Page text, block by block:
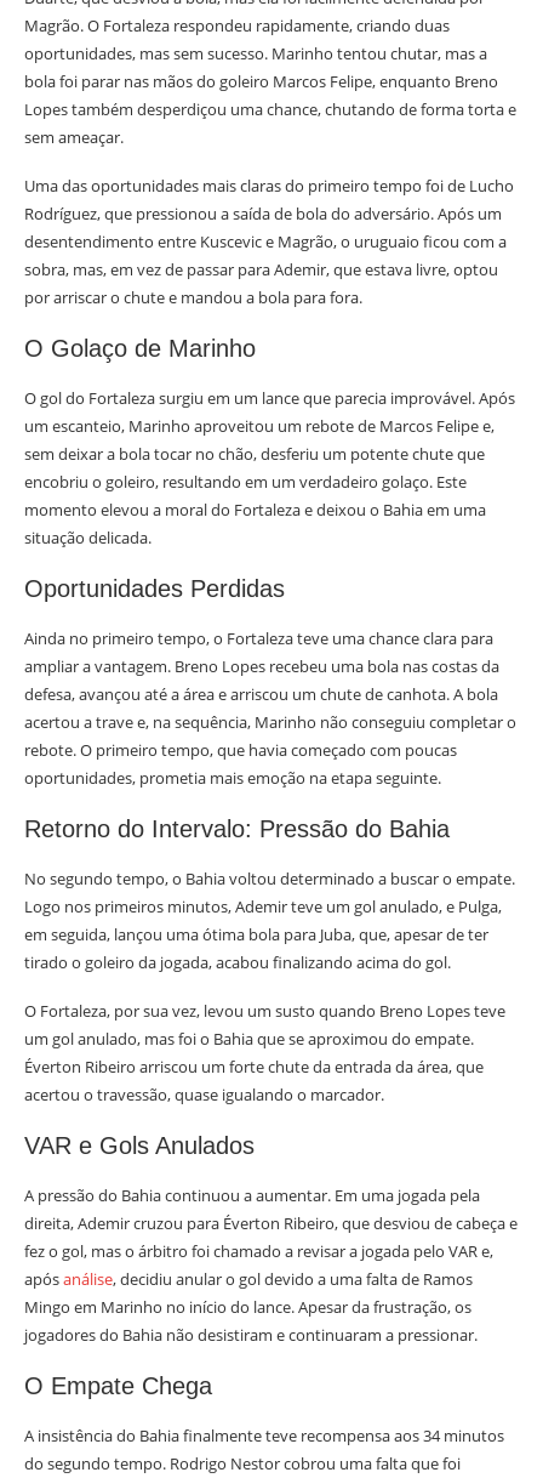
Magrão. O Fortaleza respondeu rapidamente, criando duas
oportunidades, mas sem sucesso. Marinho tentou chutar, mas a
bola foi parar nas mãos do goleiro Marcos Felipe, enquanto Breno
Lopes também desperdiçou uma chance, chutando de forma torta e
sem ameaçar.
Uma das oportunidades mais claras do primeiro tempo foi de Lucho
Rodríguez, que pressionou a saída de bola do adversário. Após um
desentendimento entre Kuscevic e Magrão, o uruguaio ficou com a
sobra, mas, em vez de passar para Ademir, que estava livre, optou
por arriscar o chute e mandou a bola para fora.
O Golaço de Marinho
O gol do Fortaleza surgiu em um lance que parecia improvável. Após
um escanteio, Marinho aproveitou um rebote de Marcos Felipe e,
sem deixar a bola tocar no chão, desferiu um potente chute que
encobriu o goleiro, resultando em um verdadeiro golaço. Este
momento elevou a moral do Fortaleza e deixou o Bahia em uma
situação delicada.
Oportunidades Perdidas
Ainda no primeiro tempo, o Fortaleza teve uma chance clara para
ampliar a vantagem. Breno Lopes recebeu uma bola nas costas da
defesa, avançou até a área e arriscou um chute de canhota. A bola
acertou a trave e, na sequência, Marinho não conseguiu completar o
rebote. O primeiro tempo, que havia começado com poucas
oportunidades, prometia mais emoção na etapa seguinte.
Retorno do Intervalo: Pressão do Bahia
No segundo tempo, o Bahia voltou determinado a buscar o empate.
Logo nos primeiros minutos, Ademir teve um gol anulado, e Pulga,
em seguida, lançou uma ótima bola para Juba, que, apesar de ter
tirado o goleiro da jogada, acabou finalizando acima do gol.
O Fortaleza, por sua vez, levou um susto quando Breno Lopes teve
um gol anulado, mas foi o Bahia que se aproximou do empate.
Éverton Ribeiro arriscou um forte chute da entrada da área, que
acertou o travessão, quase igualando o marcador.
VAR e Gols Anulados
A pressão do Bahia continuou a aumentar. Em uma jogada pela
direita, Ademir cruzou para Éverton Ribeiro, que desviou de cabeça e
fez o gol, mas o árbitro foi chamado a revisar a jogada pelo VAR e,
apósanálise, decidiu anular o gol devido a uma falta de Ramos
Mingo em Marinho no início do lance. Apesar da frustração, os
jogadores do Bahia não desistiram e continuaram a pressionar.
O Empate Chega
A insistência do Bahia finalmente teve recompensa aos 34 minutos
do segundo tempo. Rodrigo Nestor cobrou uma falta que foi